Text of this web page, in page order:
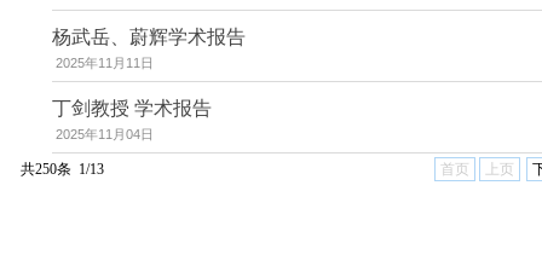
杨武岳、蔚辉学术报告
2025年11月11日
丁剑教授 学术报告
2025年11月04日
共250条 1/13 首页 上页